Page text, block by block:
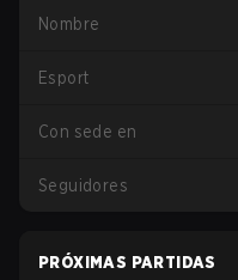
Nombre
Esport
Con sede en
Seguidores
PRÓXIMAS PARTIDAS